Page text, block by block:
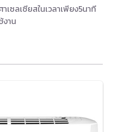
ซลเซียสในเวลาเพียง5นาที
าน